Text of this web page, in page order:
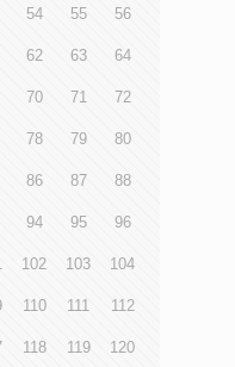
54 55 56
62 63 64
70 71 72
78 79 80
86 87 88
94 95 96
102 103 104
110 111 112
118 119 120